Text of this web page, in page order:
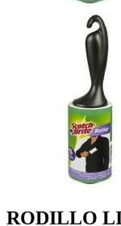
RODILLO